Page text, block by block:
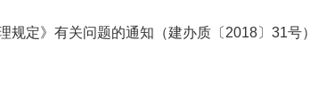
定》有关问题的通知（建办质〔2018〕31号）